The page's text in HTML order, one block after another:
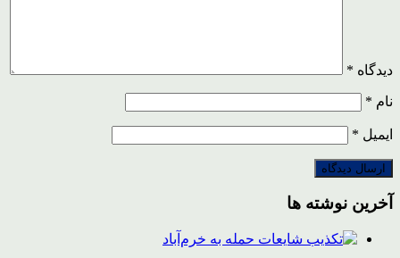
دیدگاه *
نام *
ایمیل *
آخرین نوشته ها